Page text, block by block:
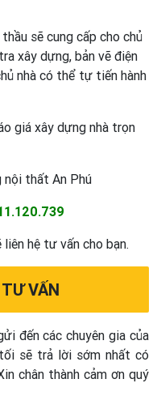
sẽ cung cấp cho chủ
xây dựng, bản vẽ điện
nhà có thể tự tiến hành
giá xây dựng nhà trọn
nội thất An Phú
hệ tư vấn cho bạn.
VẤN
đến các chuyên gia của
sẽ trả lời sớm nhất có
chân thành cảm ơn quý